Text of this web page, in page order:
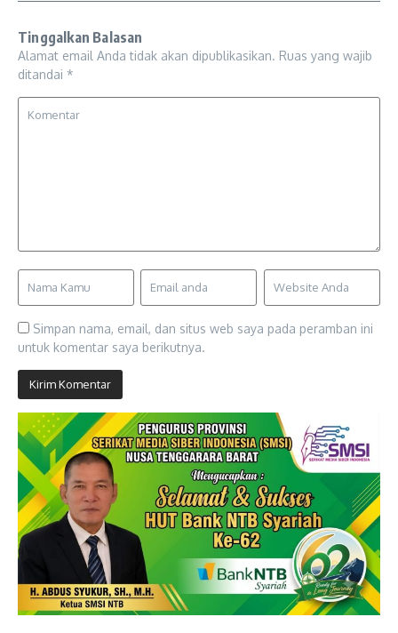
Tinggalkan Balasan
Alamat email Anda tidak akan dipublikasikan. Ruas yang wajib
ditandai *
Simpan nama, email, dan situs web saya pada peramban ini
untuk komentar saya berikutnya.